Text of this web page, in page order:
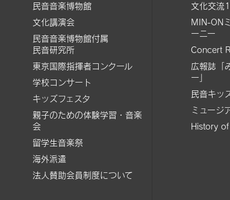
民音音楽博物館
文化講演会
民音音楽博物館付属
民音研究所
東京国際指揮者コンクール
学校コンサート
キッズフェスタ
親子のための体験学習・音楽
会
留学生音楽祭
海外派遣
法人賛助会員制度について
文化交流
MIN-ON
ーニー
Concert
広報誌「
ー」
民音キッ
ミュージ
History